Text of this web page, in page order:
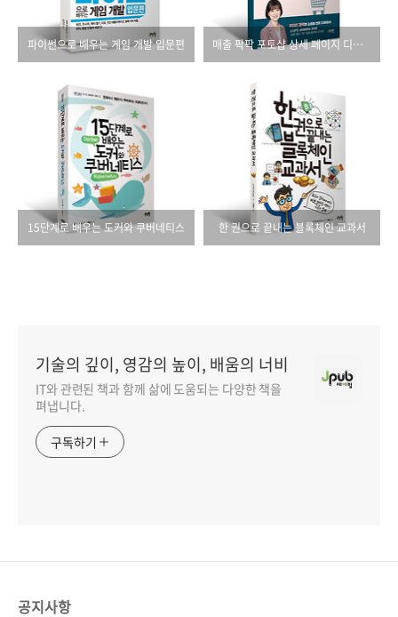
파이썬으로 배우는 게임 개발 입문편 매출 팍팍 포토샵 상세 페이지 디자인
15단계로 배우는 도커와 쿠버네티스 한 권으로 끝내는 블록체인 교과서
기술의 깊이, 영감의 높이, 배움의 너비
IT와 관련된 책과 함께 삶에 도움되는 다양한 책을
펴냅니다.
구독하기
공지사항